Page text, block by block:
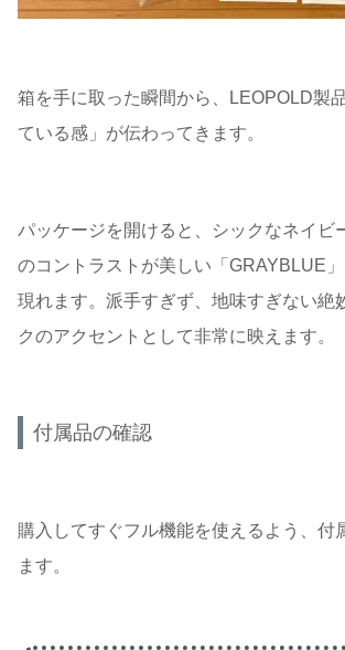
箱を手に取った瞬間から、LEOPOLD製
ている感」が伝わってきます。
パッケージを開けると、シックなネイビ
のコントラストが美しい「GRAYBLUE
現れます。派手すぎず、地味すぎない絶
クのアクセントとして非常に映えます。
付属品の確認
購入してすぐフル機能を使えるよう、付
ます。